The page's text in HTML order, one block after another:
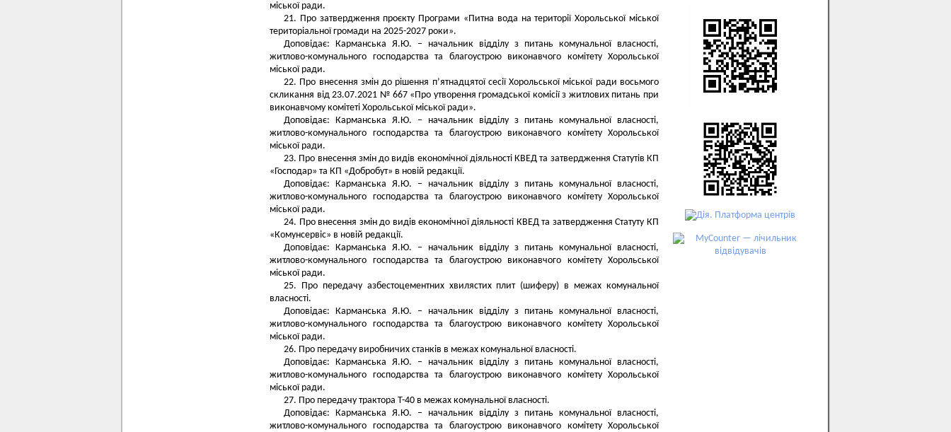
міської ради.
21. Про затвердження проєкту Програми «Питна вода на території Хорольської міської
територіальної громади на 2025-2027 роки».
Доповідає: Карманська Я.Ю. – начальник відділу з питань комунальної власності,
житлово-комунального господарства та благоустрою виконавчого комітету Хорольської
міської ради.
22. Про внесення змін до рішення п’ятнадцятої сесії Хорольської міської ради восьмого
скликання від 23.07.2021 № 667 «Про утворення громадської комісії з житлових питань при
виконавчому комітеті Хорольської міської ради».
Доповідає: Карманська Я.Ю. – начальник відділу з питань комунальної власності,
житлово-комунального господарства та благоустрою виконавчого комітету Хорольської
міської ради.
23. Про внесення змін до видів економічної діяльності КВЕД та затвердження Статутів КП
«Господар» та КП «Добробут» в новій редакції.
Доповідає: Карманська Я.Ю. – начальник відділу з питань комунальної власності,
житлово-комунального господарства та благоустрою виконавчого комітету Хорольської
міської ради.
24. Про внесення змін до видів економічної діяльності КВЕД та затвердження Статуту КП
«Комунсервіс» в новій редакції.
Доповідає: Карманська Я.Ю. – начальник відділу з питань комунальної власності,
житлово-комунального господарства та благоустрою виконавчого комітету Хорольської
міської ради.
25. Про передачу азбестоцементних хвилястих плит (шиферу) в межах комунальної
власності.
Доповідає: Карманська Я.Ю. – начальник відділу з питань комунальної власності,
житлово-комунального господарства та благоустрою виконавчого комітету Хорольської
міської ради.
26. Про передачу виробничих станків в межах комунальної власності.
Доповідає: Карманська Я.Ю. – начальник відділу з питань комунальної власності,
житлово-комунального господарства та благоустрою виконавчого комітету Хорольської
міської ради.
27. Про передачу трактора Т-40 в межах комунальної власності.
Доповідає: Карманська Я.Ю. – начальник відділу з питань комунальної власності,
житлово-комунального господарства та благоустрою виконавчого комітету Хорольської